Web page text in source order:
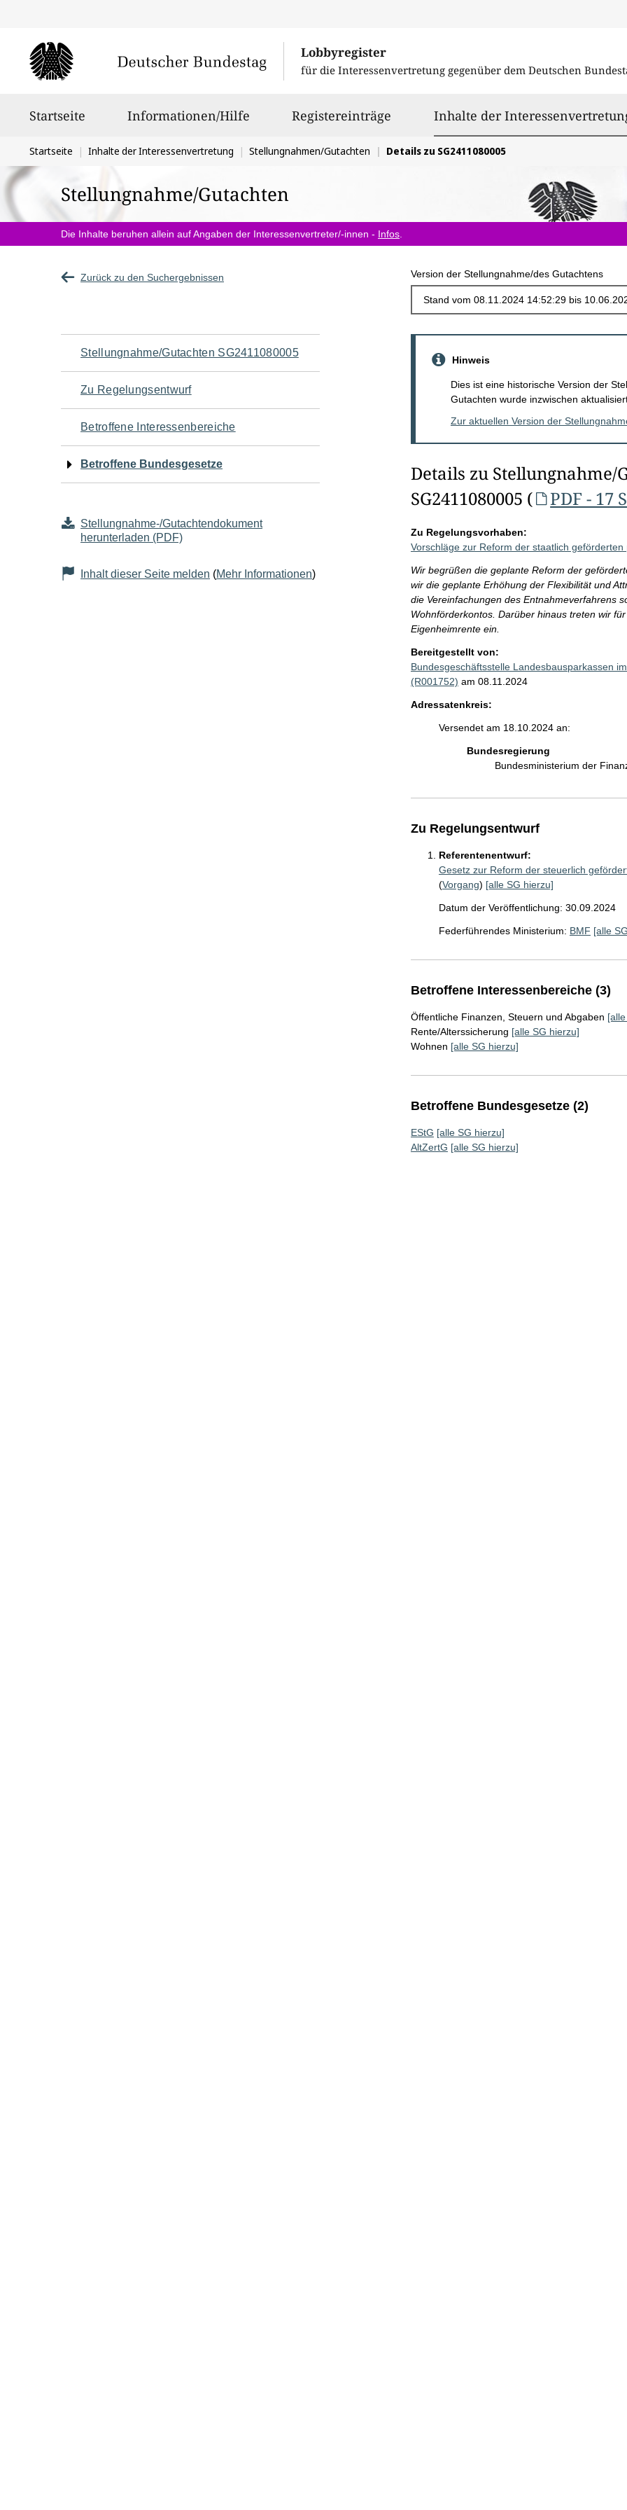
Lobbyregister
für die Interessenvertretung gegenüber dem Deutschen
Startseite Informationen/Hilfe Registereinträge Inhalte der
Sie
befinden
sich
hier:
Startseite Inhalte der Interessenvertretung Stellungnahmen/Gutachten Details zu SG2411080005
Stellungnahme/Gutachten
Die Inhalte beruhen allein auf Angaben der Interessenvertreter/-innen - Infos
Zurück zu den Suchergebnissen Version der Stellungnahme/des Gutachtens
Navigation
für
den
Seiteninhalt
Stellungnahme/Gutachten SG2411080005
Zu Regelungsentwurf
Betroffene Interessenbereiche
Betroffene Bundesgesetze
Stellungnahme-/Gutachtendokument
herunterladen (PDF)
Inhalt dieser Seite melden (Mehr Informationen)
Hinweis
Dies ist eine historische Version der
Gutachten wurde inzwischen
Zur aktuellen Version der
Details zu Stellungnahme/
SG2411080005 (
PDF - 17
Zu Regelungsvorhaben:
Vorschläge zur Reform der staatlich
Wir begrüßen die geplante Reform der
wir die geplante Erhöhung der Flexibilität und
die Vereinfachungen des Entnahmeverfahrens
Wohnförderkontos. Darüber hinaus treten wir
Eigenheimrente ein.
Bereitgestellt von:
Bundesgeschäftsstelle Landesbausparkassen
(R001752) am 08.11.2024
Adressatenkreis:
Versendet am 18.10.2024 an:
Bundesregierung
Bundesministerium der
Zu Regelungsentwurf
Referentenentwurf:
Gesetz zur Reform der steuerlich
(Vorgang) [alle SG hierzu]
Datum der Veröffentlichung: 30.09.2024
Federführendes Ministerium: BMF [alle
Betroffene Interessenbereiche (3)
Öffentliche Finanzen, Steuern und Abgaben
Rente/Alterssicherung [alle SG hierzu]
Wohnen [alle SG hierzu]
Betroffene Bundesgesetze (2)
EStG [alle SG hierzu]
AltZertG [alle SG hierzu]